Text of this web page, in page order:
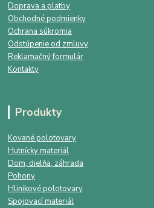
Doprava a platby
Obchodné podmienky
Ochrana súkromia
Odstúpenie od zmluvy
Reklamačný formulár
Kontakty
Produkty
Kované polotovary
Hutnícky materiál
Dom, dielňa, záhrada
Pohony
Hliníkové polotovary
Spojovací materiál